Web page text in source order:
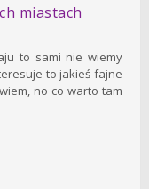
miastach
to sami nie wiemy
to jakieś fajne
no co warto tam